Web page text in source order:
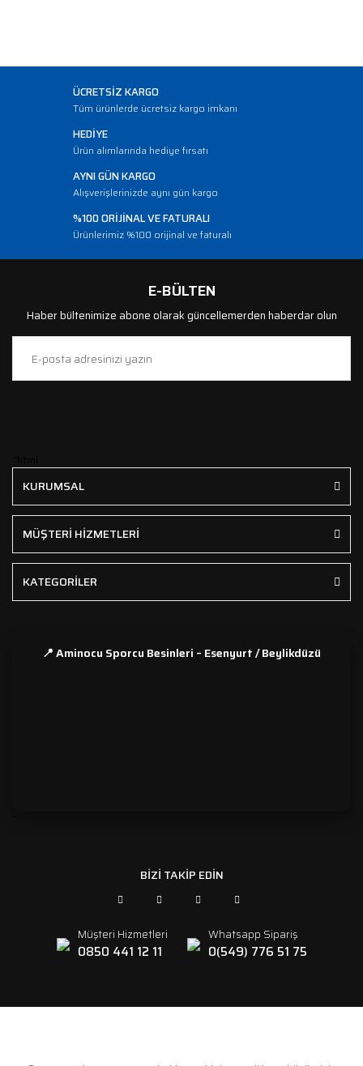
ÜCRETSİZ KARGO
Tüm ürünlerde ücretsiz kargo imkanı
HEDİYE
Ürün alımlarında hediye fırsatı
AYNI GÜN KARGO
Alışverişlerinizde aynı gün kargo
%100 ORİJİNAL VE FATURALI
Ürünlerimiz %100 orijinal ve faturalı
E-BÜLTEN
Haber bültenimize abone olarak güncellemerden haberdar olun
KURUMSAL
MÜŞTERİ HİZMETLERİ
KATEGORİLER
📍 Aminocu Sporcu Besinleri – Esenyurt / Beylikdüzü
BİZİ TAKİP EDİN
Müşteri Hizmetleri
0850 441 12 11
Whatsapp Sipariş
0(549) 776 51 75